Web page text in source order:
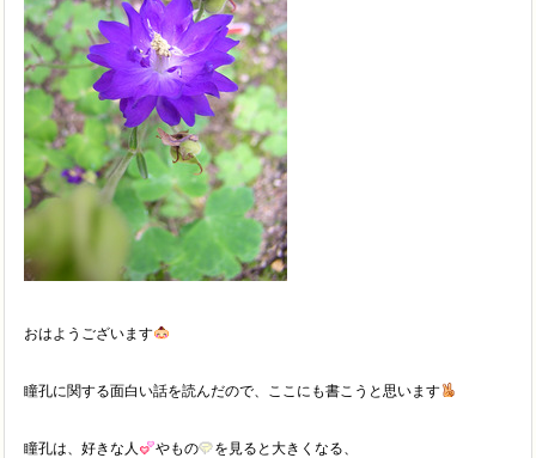
おはようございます
瞳孔に関する面白い話を読んだので、ここにも書こうと思います
瞳孔は、好きな人 やもの を見ると大きくなる、